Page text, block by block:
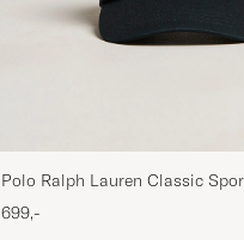
Polo Ralph Lauren Classic
699,-